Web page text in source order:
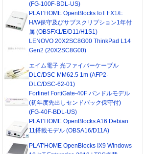
(FG-100F-BDL-US)
PLAT'HOME OpenBlocks IoT FX1/E
H/W保守及びサブスクリプション1年付
属 (OBSFX1/E/D11/H1S1)
LENOVO 20X2SC8G00 ThinkPad L14
Gen2 (20X2SC8G00)
エイム電子 光ファイバーケーブル
DLC/DSC MM62.5 1m (AFP2-
DLC/DSC-62-01)
Fortinet FortiGate-40F バンドルモデル
(初年度先出しセンドバック保守付)
(FG-40F-BDL-US)
PLAT'HOME OpenBlocks A16 Debian
11搭載モデル (OBSA16/D11A)
PLAT'HOME OpenBlocks IX9 Windows